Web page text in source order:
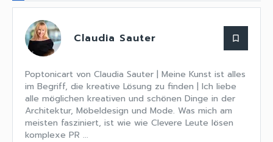
Claudia Sauter bookmark_border
Poptonicart von Claudia Sauter | Meine Kunst ist alles
im Begriff, die kreative Lösung zu finden | Ich liebe
alle möglichen kreativen und schönen Dinge in der
Architektur, Möbeldesign und Mode. Was mich am
meisten fasziniert, ist wie wie Clevere Leute lösen
komplexe PR ...